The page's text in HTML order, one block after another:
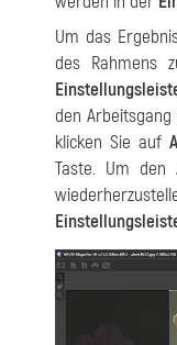
Um das
des Rahmens
den
klicken Sie auf
Taste. Um den